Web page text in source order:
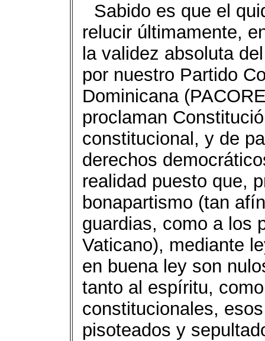
Sabido es que el
relucir últimamente,
la validez absoluta
por nuestro Partido
Dominicana
proclaman
constitucional, y de
derechos
realidad puesto que,
bonapartismo (tan
guardias, como a los
Vaticano), mediante
en buena ley son
tanto al espíritu,
constitucionales,
pisoteados y